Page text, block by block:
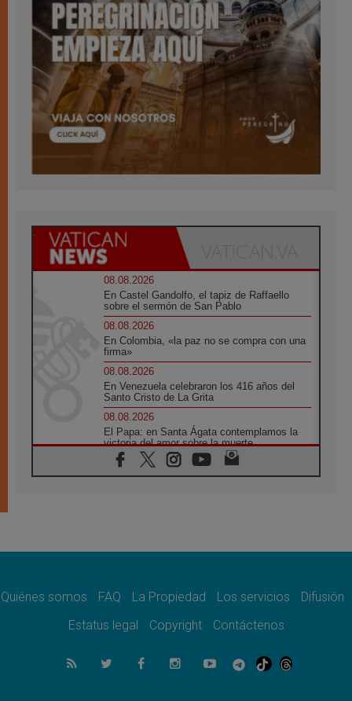
08.08.2026
En Castel Gandolfo, el tapiz de Raffaello
sobre el sermón de San Pablo
08.08.2026
En Colombia, «la paz no se compra con una
firma»
08.08.2026
En Venezuela celebraron los 416 años del
Santo Cristo de La Grita
08.08.2026
El Papa: en Santa Ágata contemplamos la
victoria del amor sobre la muerte
08.08.2026
León XIV visitará el Santuario de la Madre
07.08.2026
07.08.2026
el compromiso del cristiano"
La matanza de niños en Gaza no cesa: 300
muertos en 300 días
Quiénes somos FAQ La Propiedad Los servicios
Difusión
Estatus legal
Copyright Contáctenos